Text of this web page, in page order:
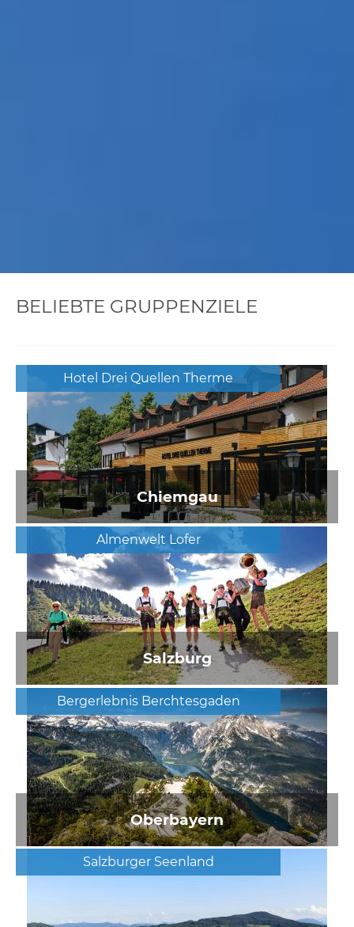
BELIEBTE GRUPPENZIELE
Hotel Drei Quellen Therme
Chiemgau
Almenwelt Lofer
Salzburg
Bergerlebnis Berchtesgaden
Oberbayern
Salzburger Seenland